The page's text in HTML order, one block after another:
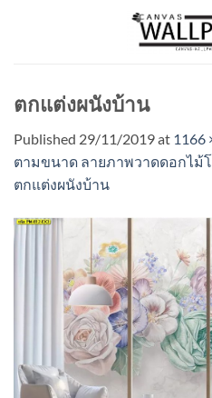
ตกแต่งผนังบ้าน
Published 29/11/2019at 1166
ตามขนาด ลายภาพวาดดอกไม้
ตกแต่งผนังบ้าน